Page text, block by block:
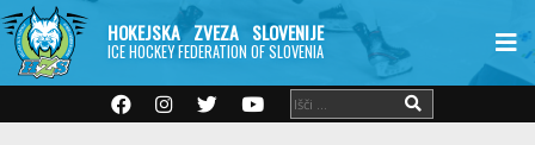
HOKEJSKA ZVEZA SLOVENIJE
ICE HOCKEY FEDERATION OF SLOVENIA